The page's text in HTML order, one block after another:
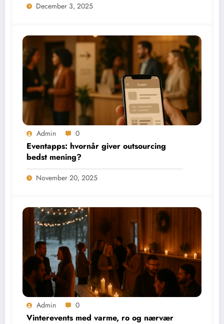
December 3, 2025
Admin 0
Eventapps: hvornår giver outsourcing
bedst mening?
November 20, 2025
Admin 0
Vinterevents med varme, ro og nærvær